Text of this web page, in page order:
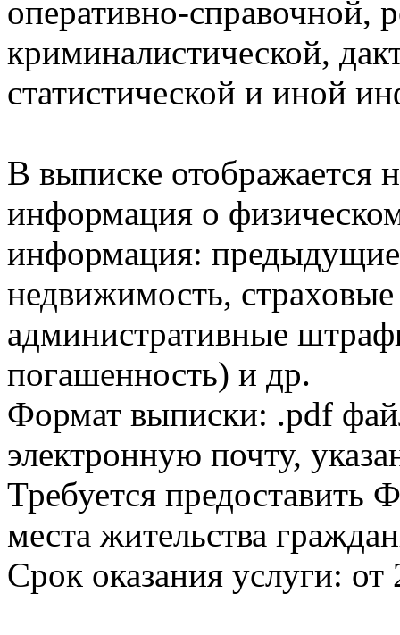
оперативно-справочной,
криминалистической,
статистической и иной
В выписке отображается
информация о
информация:
недвижимость,
административные
погашенность) и др.
Формат выписки: .pdf
электронную почту,
Требуется
места жительства
Срок оказания услуги: от